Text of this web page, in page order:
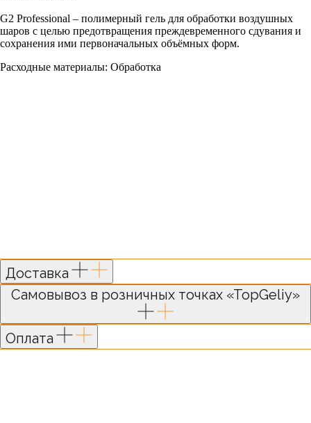
G2 Professional – полимерный гель для обработки воздушных
шаров с целью предотвращения преждевременного сдувания и
сохранения ими первоначальных объёмных форм.
Расходные материалы: Обработка
МО. Доставка в ближайшие регионы
обговаривается в индивидуальном
порядке.
Стоимость товаров на сайте не является
публичной офертой. Информация о ценах
носит справочный характер.
Окончательная стоимость определяется
Доставка
Самовывоз в розничных точках «TopGeliy»
Оплата